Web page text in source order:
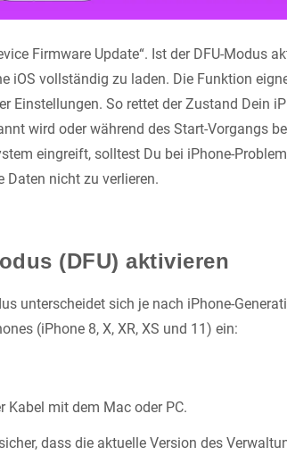
Firmware Update“. Ist der DFU-Modus
iOS vollständig zu laden. Die Funktion
Einstellungen. So rettet der Zustand Dein
wird oder während des Start-Vorgangs
eingreift, solltest Du bei iPhone-
Daten nicht zu verlieren.
(DFU) aktivieren
unterscheidet sich je nach iPhone-
(iPhone 8, X, XR, XS und 11) ein:
Kabel mit dem Mac oder PC.
dass die aktuelle Version des